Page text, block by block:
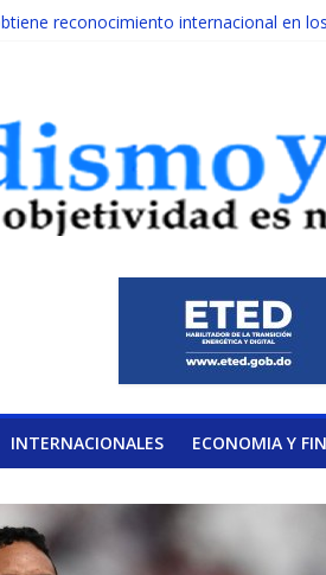
reconocimiento internacional en
calendario de Consulta Nacional por
INTERNACIONALES ECONOMIA Y